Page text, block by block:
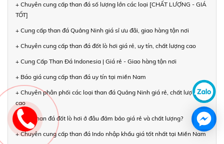
+ Chuyên cung cấp than đá số lượng lớn các loại [CHẤT LƯỢNG - GIÁ
TỐT]
+ Cung cấp than đá Quảng Ninh giá sỉ ưu đãi, giao hàng tận nơi
+ Chuyên cung cấp than đá đốt lò hơi giá rẻ, uy tín, chất lượng cao
+ Cung Cấp Than Đá Indonesia | Giá rẻ - Giao hàng tận nơi
+ Báo giá cung cấp than đá uy tín tại miền Nam
+ Chuyên phân phối các loại than đá Quảng Ninh giá rẻ, chất lượng
cao
+ Mua than đá đốt lò hơi ở đâu đảm bảo giá rẻ và chất lượng?
+ Chuyên cung cấp than đá Indo nhập khẩu giá tốt nhất tại Miền Nam